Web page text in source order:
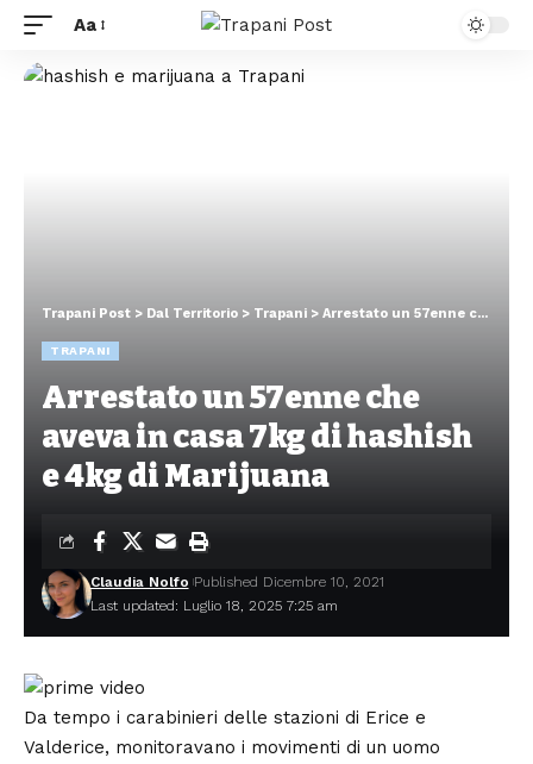
Aa
Trapani Post > Dal Territorio > Trapani > Arrestato un 57enne che aveva in casa 7kg di hashish e 4kg di Marijuana
TRAPANI
Arrestato un 57enne che
aveva in casa 7kg di hashish
e 4kg di Marijuana
Last updated: Luglio 18, 2025 7:25 am
Claudia Nolfo Published Dicembre 10, 2021
Da tempo i carabinieri delle stazioni di Erice e
Valderice, monitoravano i movimenti di un uomo